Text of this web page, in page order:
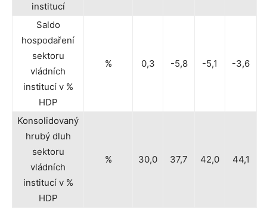
institucí
Saldo
hospodaření
sektoru
vládních
institucí v %
HDP
% 0,3 -5,8 -5,1 -3,6
Konsolidovaný
hrubý dluh
sektoru
vládních
institucí v %
HDP
% 30,0 37,7 42,0 44,1